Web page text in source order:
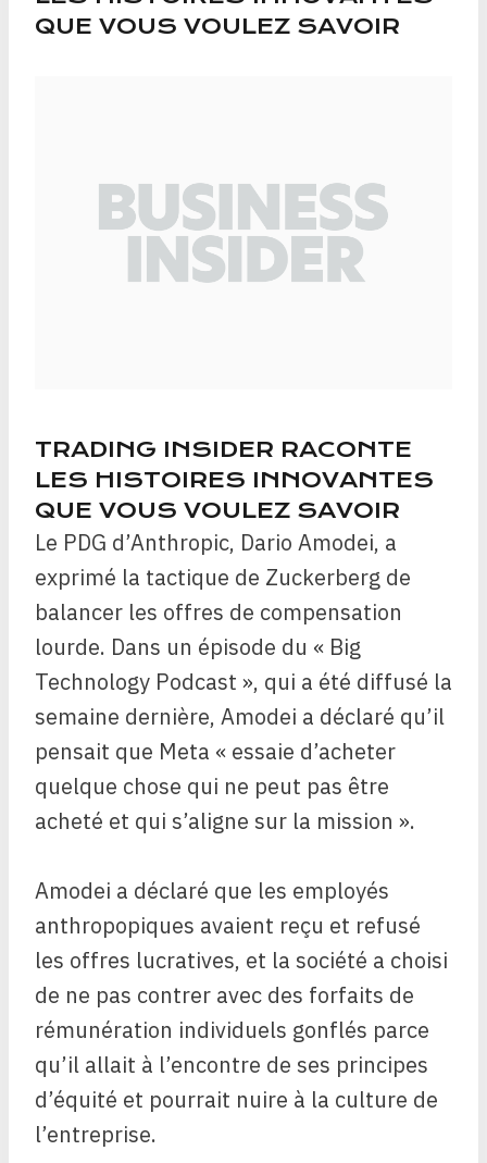
QUE VOUS VOULEZ SAVOIR
TRADING INSIDER RACONTE
LES HISTOIRES INNOVANTES
QUE VOUS VOULEZ SAVOIR
Le PDG d’Anthropic, Dario Amodei, a
exprimé la tactique de Zuckerberg de
balancer les offres de compensation
lourde. Dans un épisode du « Big
Technology Podcast », qui a été diffusé la
semaine dernière, Amodei a déclaré qu’il
pensait que Meta « essaie d’acheter
quelque chose qui ne peut pas être
acheté et qui s’aligne sur la mission ».
Amodei a déclaré que les employés
anthropopiques avaient reçu et refusé
les offres lucratives, et la société a choisi
de ne pas contrer avec des forfaits de
rémunération individuels gonflés parce
qu’il allait à l’encontre de ses principes
d’équité et pourrait nuire à la culture de
l’entreprise.